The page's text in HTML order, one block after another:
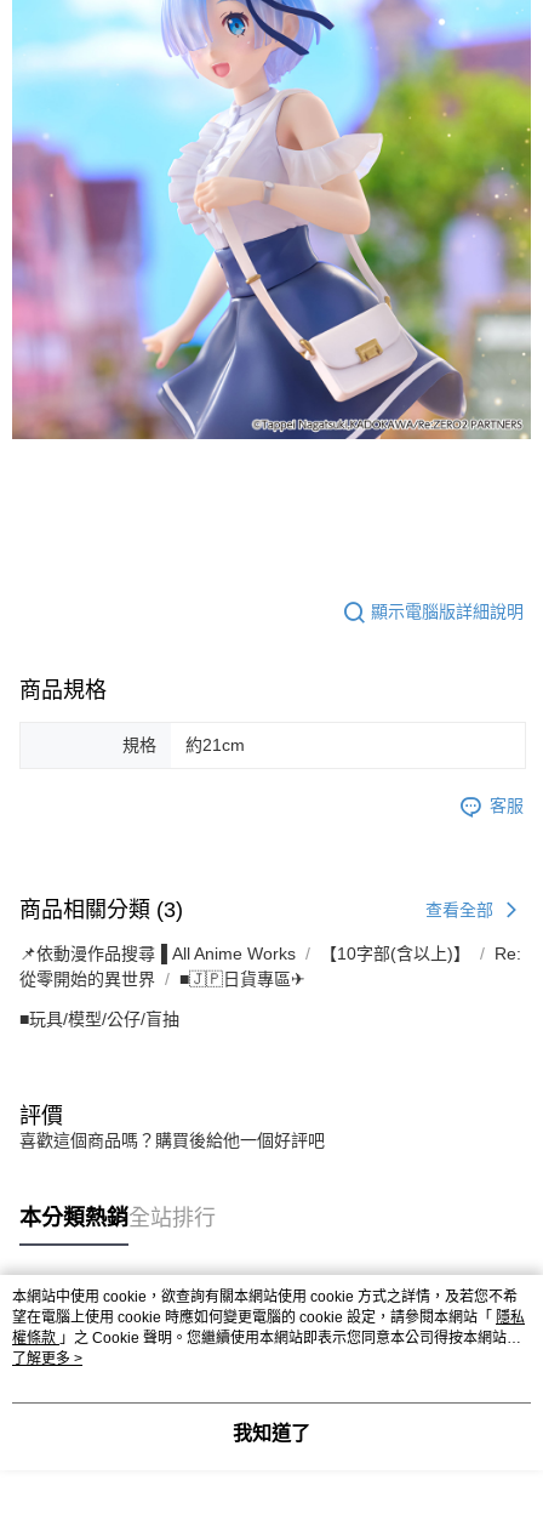
顯示電腦版詳細說明
商品規格
規格 約21cm
客服
商品相關分類 (3) 查看全部
📌依動漫作品搜尋▐ All Anime Works 【10字部(含以上)】
Re:
從零開始的異世界
■🇯🇵日貨專區✈
■玩具/模型/公仔/盲抽
評價
喜歡這個商品嗎？購買後給他一個好評吧
本分類熱銷全站排行
熱門標籤
本網站中使用 cookie，欲查詢有關本網站使用 cookie 方式之詳情，及若您不希
望在電腦上使用 cookie 時應如何變更電腦的 cookie 設定，請參閱本網站「 隱私
權條款 」之 Cookie 聲明。您繼續使用本網站即表示您同意本公司得按本網站使
用條款之 Cookie 聲明使用 cookie。
了解更多 >
我知道了